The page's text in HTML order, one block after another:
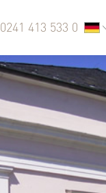
0241 413 533 0